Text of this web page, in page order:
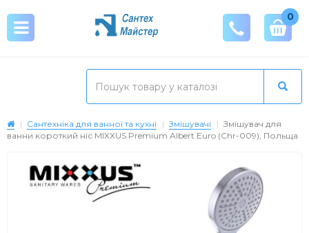
0
Сантехніка для ванної та кухні Змішувачі
Змішувач для
ванни короткий ніс MIXXUS Premium Albert Euro (Chr-009), Польща